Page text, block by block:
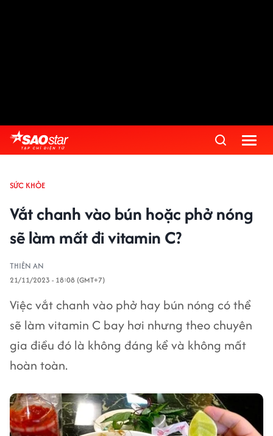
SỨC KHỎE
Vắt chanh vào bún hoặc phở nóng
sẽ làm mất đi vitamin C?
THIÊN AN
21/11/2023 - 18:08 (GMT+7)
Việc vắt chanh vào phở hay bún nóng có thể
sẽ làm vitamin C bay hơi nhưng theo chuyên
gia điều đó là không đáng kể và không mất
hoàn toàn.